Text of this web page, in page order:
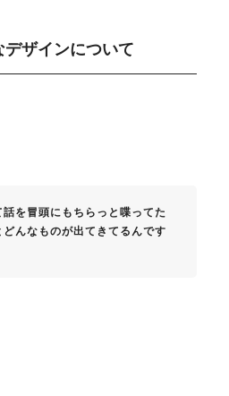
ザインについて
を冒頭にもちらっと喋ってた
んなものが出てきてるんです